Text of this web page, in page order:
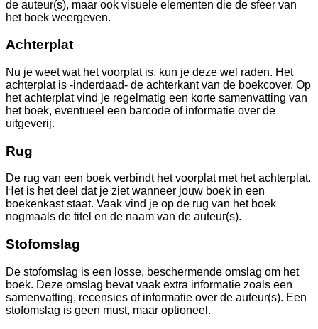
de auteur(s), maar ook visuele elementen die de sfeer van
het boek weergeven.
Achterplat
Nu je weet wat het voorplat is, kun je deze wel raden. Het
achterplat is -inderdaad- de achterkant van de boekcover. Op
het achterplat vind je regelmatig een korte samenvatting van
het boek, eventueel een barcode of informatie over de
uitgeverij.
Rug
De rug van een boek verbindt het voorplat met het achterplat.
Het is het deel dat je ziet wanneer jouw boek in een
boekenkast staat. Vaak vind je op de rug van het boek
nogmaals de titel en de naam van de auteur(s).
Stofomslag
De stofomslag is een losse, beschermende omslag om het
boek. Deze omslag bevat vaak extra informatie zoals een
samenvatting, recensies of informatie over de auteur(s). Een
stofomslag is geen must, maar optioneel.